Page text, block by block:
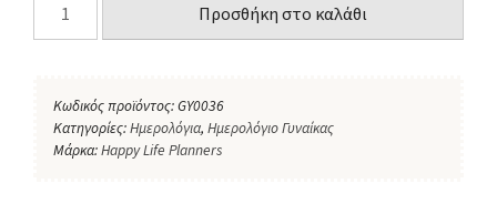
Προσθήκη στο καλάθι
Κωδικός προϊόντος:GY0036
Κατηγορίες:Ημερολόγια, Ημερολόγιο Γυναίκας
Μάρκα:Happy Life Planners